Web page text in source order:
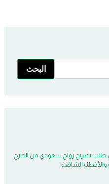
البحث
عن طلب تصريح زواج سعودي من الخارج
الشائعة